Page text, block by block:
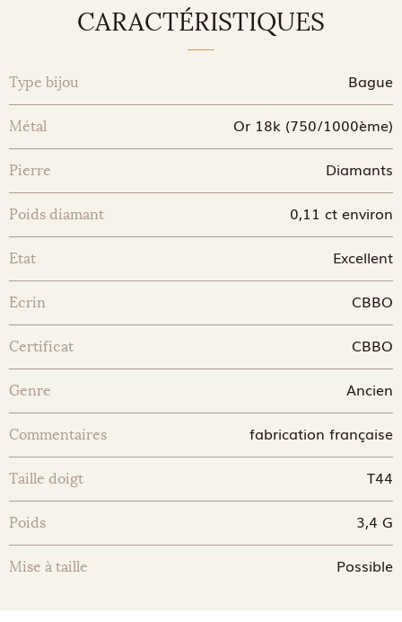
CARACTÉRISTIQUES
Type bijou Bague
Métal Or 18k (750/1000ème)
Pierre Diamants
Poids diamant 0,11 ct environ
Etat Excellent
Ecrin CBBO
Certificat CBBO
Genre Ancien
Commentaires fabrication française
Taille doigt T44
Poids 3,4 G
Mise à taille Possible